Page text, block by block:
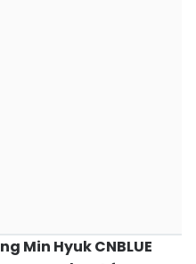
Min Hyuk CNBLUE